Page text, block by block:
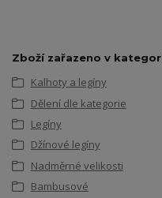
Zboží zařazeno v
Kalhoty a legíny
Dělení dle kategorie
Legíny
Džínové legíny
Nadměrné velikosti
Bambusové